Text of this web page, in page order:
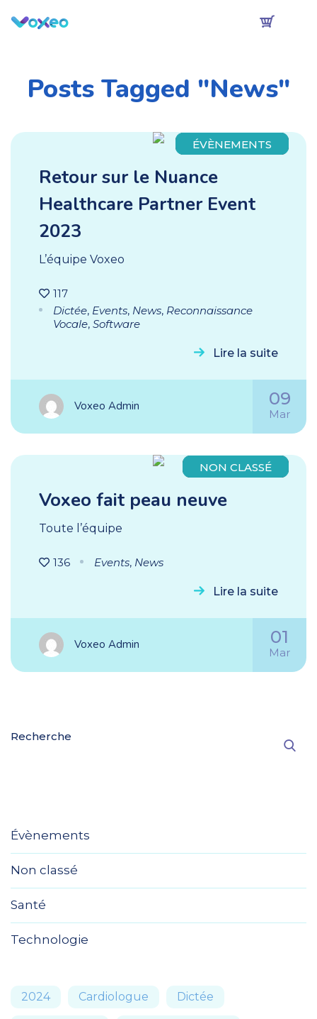
Posts Tagged "News"
Recherche
Évènements
Non classé
Santé
Technologie
2024 Cardiologue Dictée
ÉVÈNEMENTS
Retour sur le Nuance
Healthcare Partner Event
2023
L’équipe Voxeo
117
Dictée, Events, News, Reconnaissance
Vocale, Software
Lire la suite
Voxeo Admin 09
Mar
NON CLASSÉ
Voxeo fait peau neuve
Toute l’équipe
136 Events, News
Lire la suite
Voxeo Admin 01
Mar